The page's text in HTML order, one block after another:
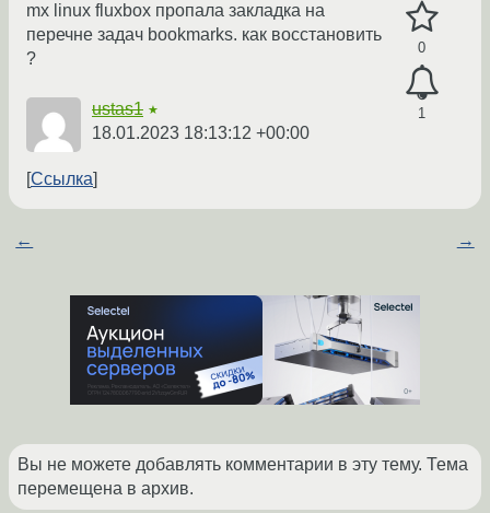
0
1
mx linux fluxbox пропала закладка на
перечне задач bookmarks. как восстановить
?
ustas1 ★
18.01.2023 18:13:12 +00:00
Ссылка
← →
Вы не можете добавлять комментарии в эту тему. Тема
перемещена в архив.